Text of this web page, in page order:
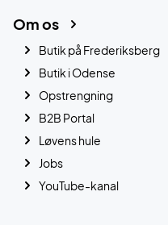
Om os
Butik på Frederiksberg
Butik i Odense
Opstrengning
B2B Portal
Løvens hule
Jobs
YouTube-kanal